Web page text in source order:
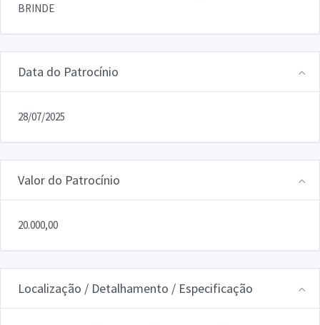
BRINDE
Data do Patrocínio
28/07/2025
Valor do Patrocínio
20.000,00
Localização / Detalhamento / Especificação